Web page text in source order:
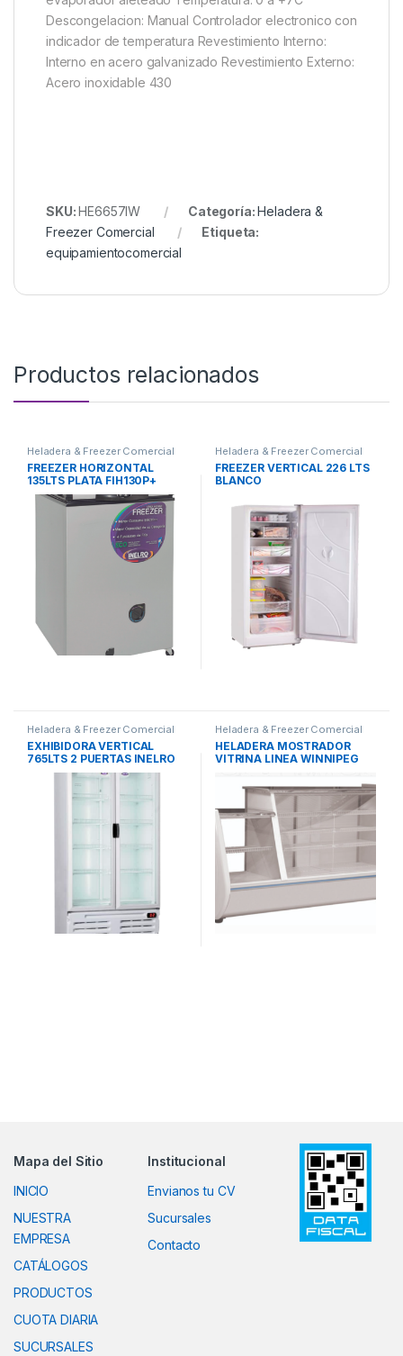
Descongelacion: Manual Controlador electronico con
indicador de temperatura Revestimiento Interno:
Interno en acero galvanizado Revestimiento Externo:
Acero inoxidable 430
SKU:HE6657IW Categoría:Heladera &
Freezer Comercial
Etiqueta:
equipamientocomercial
Productos relacionados
Heladera & Freezer Comercial
FREEZER HORIZONTAL
135LTS PLATA FIH130P+
INELRO
Heladera & Freezer Comercial
FREEZER VERTICAL 226 LTS
BLANCO
Heladera & Freezer Comercial
EXHIBIDORA VERTICAL
765LTS 2 PUERTAS INELRO
Heladera & Freezer Comercial
HELADERA MOSTRADOR
VITRINA LINEA WINNIPEG
Mapa del Sitio
INICIO
NUESTRA
EMPRESA
CATÁLOGOS
PRODUCTOS
CUOTA DIARIA
SUCURSALES
Institucional
Envianos tu CV
Sucursales
Contacto